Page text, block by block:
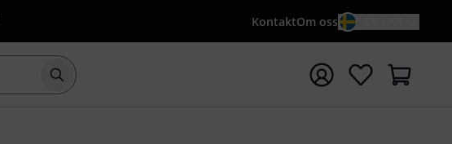
KontaktOm oss
Börja sökningen med söktermen {searchTerm}